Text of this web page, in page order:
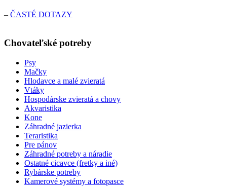
– ČASTÉ DOTAZY
Chovateľské potreby
Psy
Mačky
Hlodavce a malé zvieratá
Vtáky
Hospodárske zvieratá a chovy
Akvaristika
Kone
Záhradné jazierka
Teraristika
Pre pánov
Záhradné potreby a náradie
Ostatné cicavce (fretky a iné)
Rybárske potreby
Kamerové systémy a fotopasce